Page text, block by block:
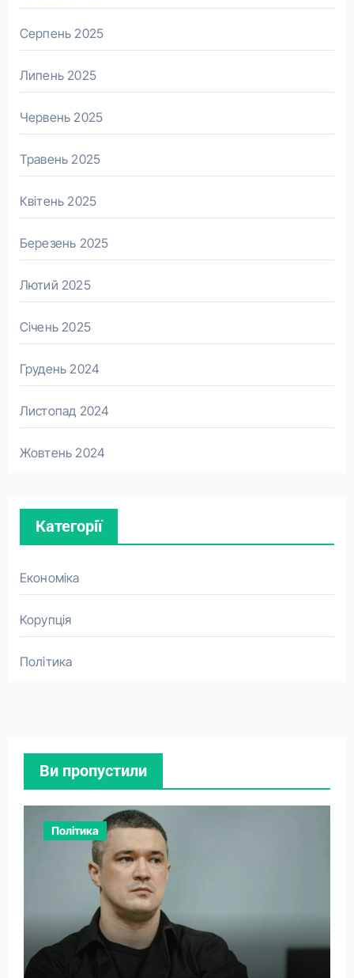
Серпень 2025
Липень 2025
Червень 2025
Травень 2025
Квітень 2025
Березень 2025
Лютий 2025
Січень 2025
Грудень 2024
Листопад 2024
Жовтень 2024
Категорії
Економіка
Корупція
Політика
Ви пропустили
Політика